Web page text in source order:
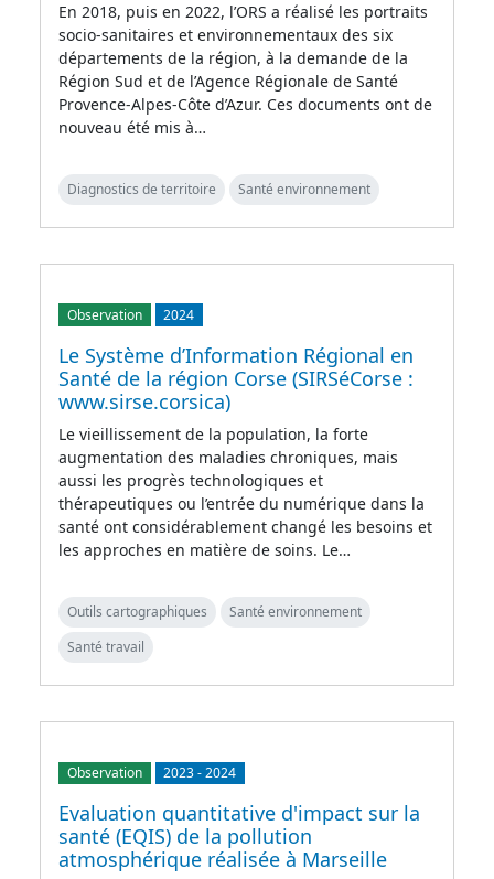
En 2018, puis en 2022, l’ORS a réalisé les portraits
socio-sanitaires et environnementaux des six
départements de la région, à la demande de la
Région Sud et de l’Agence Régionale de Santé
Provence-Alpes-Côte d’Azur. Ces documents ont de
nouveau été mis à…
Diagnostics de territoire Santé environnement
Observation 2024
Le Système d’Information Régional en
Santé de la région Corse (SIRSéCorse :
www.sirse.corsica)
Le vieillissement de la population, la forte
augmentation des maladies chroniques, mais
aussi les progrès technologiques et
thérapeutiques ou l’entrée du numérique dans la
santé ont considérablement changé les besoins et
les approches en matière de soins. Le…
Outils cartographiques
Santé environnement
Santé travail
Observation 2023-2024
Evaluation quantitative d'impact sur la
santé (EQIS) de la pollution
atmosphérique réalisée à Marseille